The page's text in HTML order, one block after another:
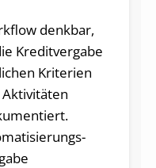
denkbar,
Kreditvergabe
Kriterien